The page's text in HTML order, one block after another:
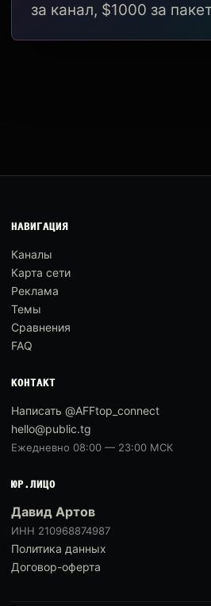
за канал, $1000 за
НАВИГАЦИЯ
Каналы
Карта сети
Реклама
Темы
Сравнения
FAQ
КОНТАКТ
Написать @AFFtop_connect
hello@public.tg
Ежедневно 08:00 — 23:00 МСК
ЮР.ЛИЦО
Давид Артов
ИНН 210968874987
Политика данных
Договор-оферта